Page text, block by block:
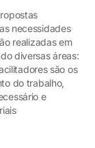
necessidades
realizadas em
diversas áreas:
são os
do trabalho,
e